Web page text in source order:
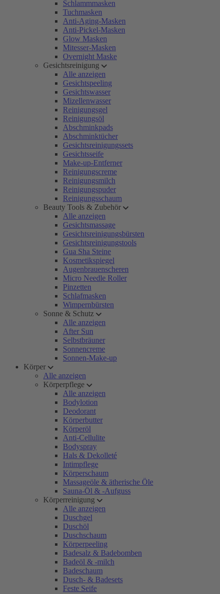
Schlammmasken
Tuchmasken
Anti-Aging-Masken
Anti-Pickel-Masken
Glow Masken
Mitesser-Masken
Overnight Maske
Gesichtsreinigung
Alle anzeigen
Gesichtspeeling
Gesichtswasser
Mizellenwasser
Reinigungsgel
Reinigungsöl
Abschminkpads
Abschminktücher
Gesichtsreinigungssets
Gesichtsseife
Make-up-Entferner
Reinigungscreme
Reinigungsmilch
Reinigungspuder
Reinigungsschaum
Beauty Tools & Zubehör
Alle anzeigen
Gesichtsmassage
Gesichtsreinigungsbürsten
Gesichtsreinigungstools
Gua Sha Steine
Kosmetikspiegel
Augenbrauenscheren
Micro Needle Roller
Pinzetten
Schlafmasken
Wimpernbürsten
Sonne & Schutz
Alle anzeigen
After Sun
Selbstbräuner
Sonnencreme
Sonnen-Make-up
Körper
Alle anzeigen
Körperpflege
Alle anzeigen
Bodylotion
Deodorant
Körperbutter
Körperöl
Anti-Cellulite
Bodyspray
Hals & Dekolleté
Intimpflege
Körperschaum
Massageöle & ätherische Öle
Sauna-Öl & -Aufguss
Körperreinigung
Alle anzeigen
Duschgel
Duschöl
Duschschaum
Körperpeeling
Badesalz & Badebomben
Badeöl & -milch
Badeschaum
Dusch- & Badesets
Feste Seife